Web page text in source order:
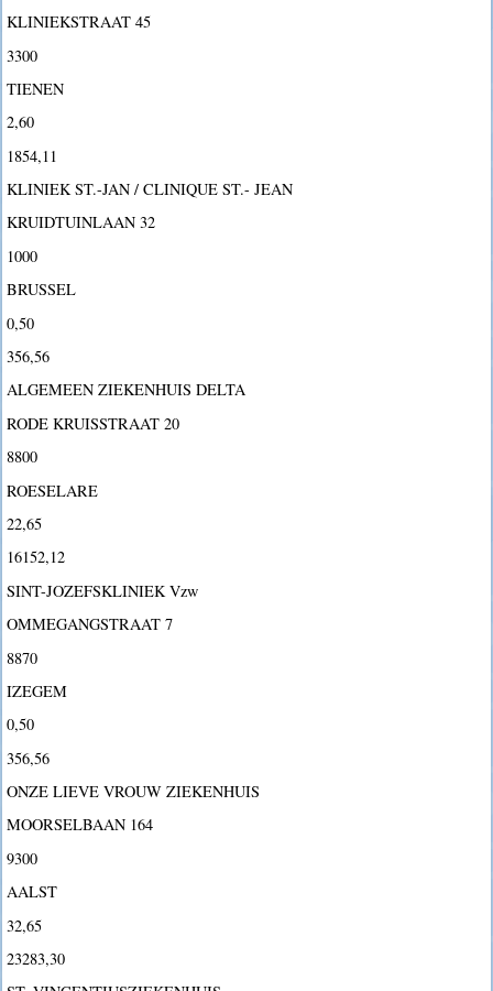
KLINIEKSTRAAT 45
3300
TIENEN
2,60
1854,11
KLINIEK ST.-JAN / CLINIQUE ST.- JEAN
KRUIDTUINLAAN 32
1000
BRUSSEL
0,50
356,56
ALGEMEEN ZIEKENHUIS DELTA
RODE KRUISSTRAAT 20
8800
ROESELARE
22,65
16152,12
SINT-JOZEFSKLINIEK Vzw
OMMEGANGSTRAAT 7
8870
IZEGEM
0,50
356,56
ONZE LIEVE VROUW ZIEKENHUIS
MOORSELBAAN 164
9300
AALST
32,65
23283,30